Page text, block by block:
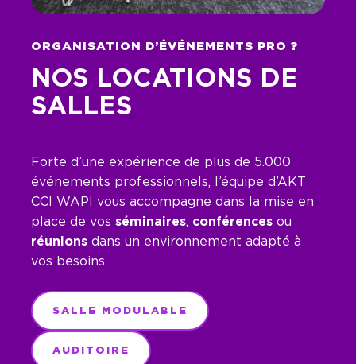
ORGANISATION D’ÉVÉNEMENTS PRO ?
NOS LOCATIONS DE
SALLES
Forte d’une expérience de plus de 5.000
événements professionnels, l’équipe d’AKT
CCI WAPI vous accompagne dans la mise en
place de vos séminaires, conférencesou
réunionsdans un environnement adapté à
vos besoins.
SALLE MODULABLE
AUDITOIRE